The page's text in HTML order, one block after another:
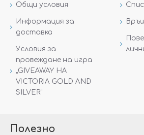
Общи условия
Информация за
доставка
Условия за
провеждане на игра
„GIVEAWAY НА
VICTORIA GOLD AND
SILVER“
Полезно